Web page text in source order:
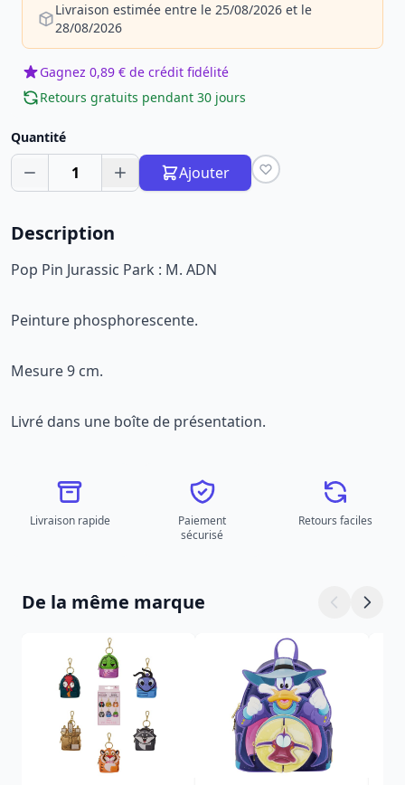
Livraison estimée entre le 25/08/2026 et le
28/08/2026
Gagnez 0,89 € de crédit fidélité
Retours gratuits pendant 30 jours
Quantité
1 Ajouter
Description
Pop Pin Jurassic Park : M. ADN
Peinture phosphorescente.
Mesure 9 cm.
Livré dans une boîte de présentation.
Livraison rapide
Paiement
sécurisé
Retours faciles
De la même marque